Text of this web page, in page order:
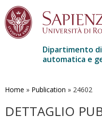
contenuto
Dipartimento
automatica e
Home » Publication » 24602
DETTAGLIO